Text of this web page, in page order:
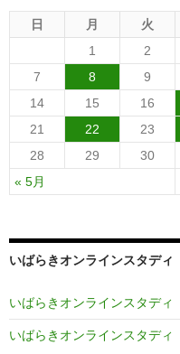
日 月 火
« 5月
1 2
7
8 9
14
15 16
21
22 23
28
29 30
いばらきオンラインスタディ
いばらきオンラインスタディ
いばらきオンラインスタディ